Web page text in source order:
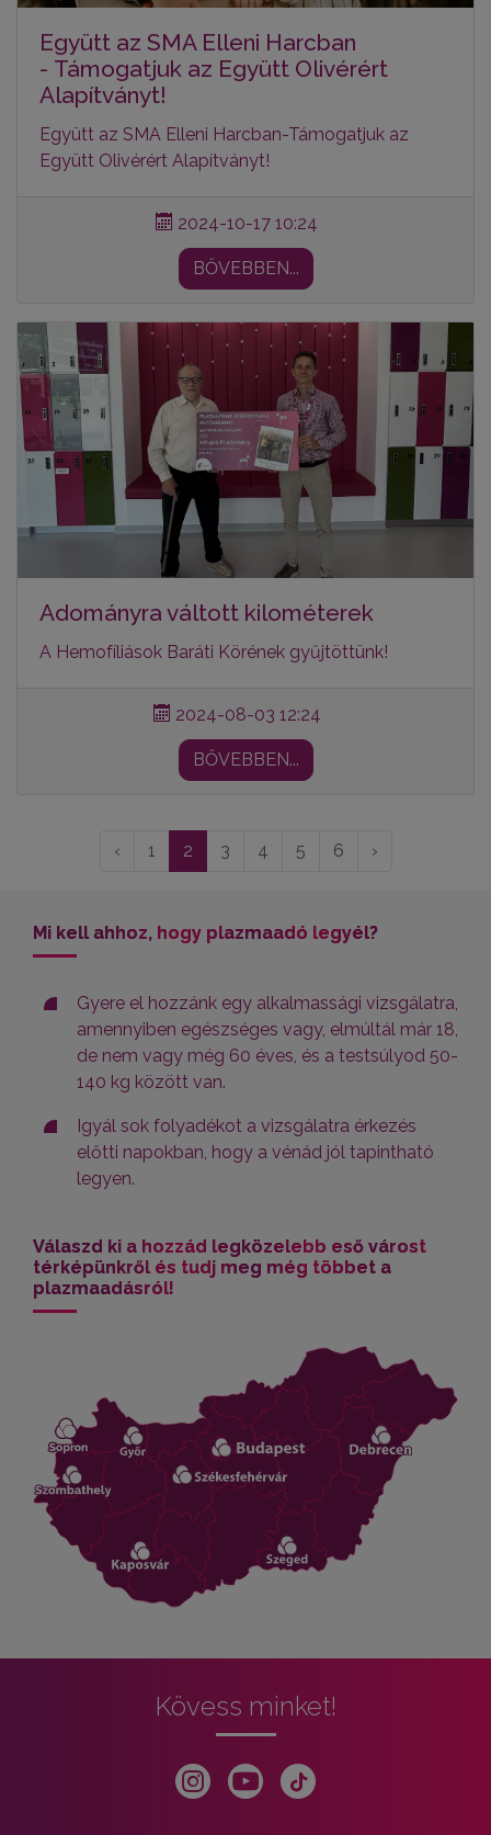
Együtt az SMA Elleni Harcban
- Támogatjuk az Együtt Olivérért
Alapítványt!
Együtt az SMA Elleni Harcban-Támogatjuk az
Együtt Olivérért Alapítványt!
2024-10-17 10:24
BŐVEBBEN...
Adományra váltott kilométerek
A Hemofíliások Baráti Körének gyűjtöttünk!
2024-08-03 12:24
BŐVEBBEN...
‹ 1 2 3 4 5 6 ›
Mi kell ahhoz, hogy plazmaadó legyél?
Gyere el hozzánk egy alkalmassági vizsgálatra,
amennyiben egészséges vagy, elmúltál már 18,
de nem vagy még 60 éves, és a testsúlyod 50-
140 kg között van.
Igyál sok folyadékot a vizsgálatra érkezés
előtti napokban, hogy a vénád jól tapintható
legyen.
Válaszd ki a hozzád legközelebb eső várost
térképünkről és tudj meg még többet a
plazmaadásról!
Kövess minket!